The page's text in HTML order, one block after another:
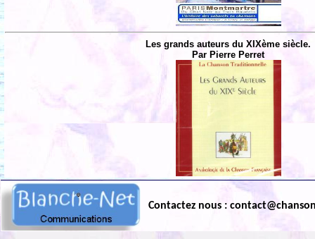
Les grands auteurs du XIXème siècle.
Par Pierre Perret
Contactez nous :